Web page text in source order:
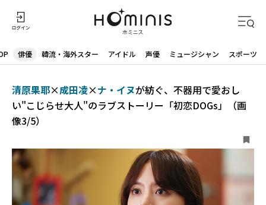
俳優 韓流・海外スター アイドル 声優 ミュージシャン スポーツ
清原果耶×成田凌×ナ・イヌが紡ぐ、不器用で愛おし
い"こじらせ大人"のラブストーリー「初恋DOGs」（画
像3/5）